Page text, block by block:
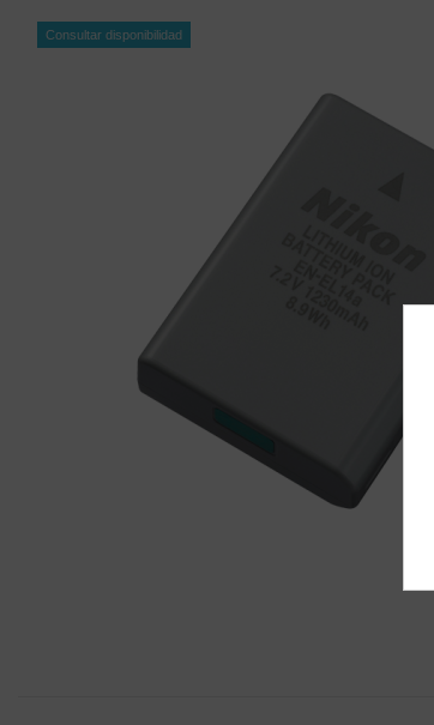
Consultar disponibilidad